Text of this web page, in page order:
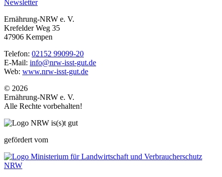
Newsletter
Ernährung-NRW e. V.
Krefelder Weg 35
47906 Kempen
Telefon: 02152 99099-20
E-Mail: info@nrw-isst-gut.de
Web: www.nrw-isst-gut.de
© 2026
Ernährung-NRW e. V.
Alle Rechte vorbehalten!
gefördert vom